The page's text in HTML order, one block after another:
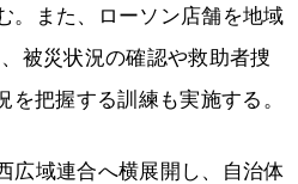
。また、ローソン店舗を地域
被災状況の確認や救助者捜
把握する訓練も実施する。
広域連合へ横展開し、自治体